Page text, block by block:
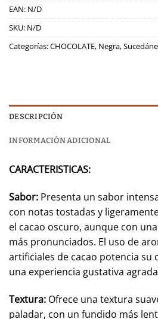
EAN: N/D
SKU: N/D
Categorías:CHOCOLATE, Negra,
DESCRIPCIÓN
INFORMACIÓN ADICIONAL
CARACTERISTICAS:
Sabor: Presenta un sabor
con notas tostadas y
el cacao oscuro, aunque con
más pronunciados. El uso de
artificiales de cacao potencia su
una experiencia gustativa
Textura: Ofrece una textura
paladar, con un fundido más